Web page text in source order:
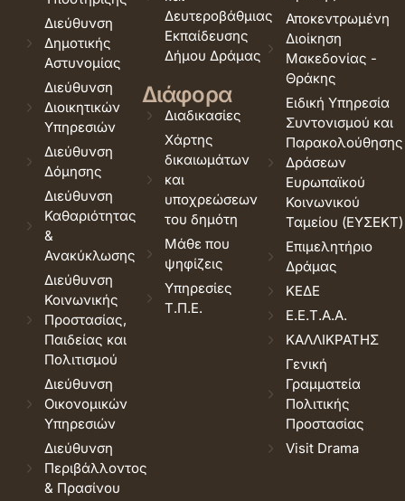
Διεύθυνση
Δημοτικής
Αστυνομίας
Διεύθυνση
Διοικητικών
Υπηρεσιών
Διεύθυνση
Δόμησης
Διεύθυνση
Καθαριότητας
&
Ανακύκλωσης
Διεύθυνση
Κοινωνικής
Προστασίας,
Παιδείας και
Πολιτισμού
Διεύθυνση
Οικονομικών
Υπηρεσιών
Διεύθυνση
Περιβάλλοντος
& Πρασίνου
Δευτεροβάθμιας
Εκπαίδευσης
Δήμου Δράμας
Διάφορα
Διαδικασίες
Χάρτης
δικαιωμάτων
και
υποχρεώσεων
του δημότη
Μάθε που
ψηφίζεις
Υπηρεσίες
Τ.Π.Ε.
Αποκεντρωμένη
Διοίκηση
Μακεδονίας -
Θράκης
Ειδική Υπηρεσία
Συντονισμού και
Παρακολούθησης
Δράσεων
Ευρωπαϊκού
Κοινωνικού
Ταμείου (ΕΥΣΕΚΤ)
Επιμελητήριο
Δράμας
ΚΕΔΕ
Ε.Ε.Τ.Α.Α.
ΚΑΛΛΙΚΡΑΤΗΣ
Γενική
Γραμματεία
Πολιτικής
Προστασίας
Visit Drama